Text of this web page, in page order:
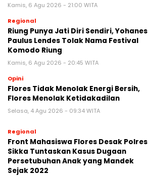
Kamis, 6 Agu 2026 - 21:00 WITA
Regional
Riung Punya Jati Diri Sendiri, Yohanes
Paulus Lendes Tolak Nama Festival
Komodo Riung
Kamis, 6 Agu 2026 - 20:45 WITA
Opini
Flores Tidak Menolak Energi Bersih,
Flores Menolak Ketidakadilan
Selasa, 4 Agu 2026 - 09:34 WITA
Regional
Front Mahasiswa Flores Desak Polres
Sikka Tuntaskan Kasus Dugaan
Persetubuhan Anak yang Mandek
Sejak 2022